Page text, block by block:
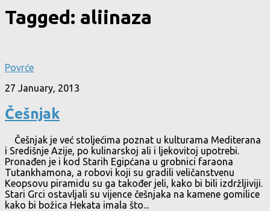
Tagged: aliinaza
Povrće
27 January, 2013
Češnjak
Češnjak je već stoljećima poznat u kulturama Mediterana
i Središnje Azije, po kulinarskoj ali i ljekovitoj upotrebi.
Pronađen je i kod Starih Egipćana u grobnici faraona
Tutankhamona, a robovi koji su gradili veličanstvenu
Keopsovu piramidu su ga također jeli, kako bi bili izdržljiviji.
Stari Grci ostavljali su vijence češnjaka na kamene gomilice
kako bi božica Hekata imala što...